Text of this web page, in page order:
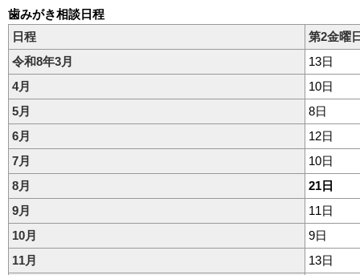
歯みがき相談日程
日程
第2金曜
令和8年3月
13日
4月
10日
5月
8日
6月
12日
7月
10日
8月
21日
9月
11日
10月
9日
11月
13日